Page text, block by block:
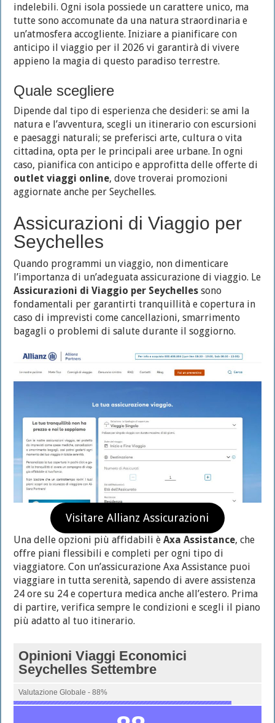
indelebili. Ogni isola possiede un carattere unico, ma
tutte sono accomunate da una natura straordinaria e
un’atmosfera accogliente. Iniziare a pianificare con
anticipo il viaggio per il 2026 vi garantirà di vivere
appieno la magia di questo paradiso terrestre.
Quale scegliere
Dipende dal tipo di esperienza che desideri: se ami la
natura e l’avventura, scegli un itinerario con escursioni
e paesaggi naturali; se preferisci arte, cultura o vita
cittadina, opta per le principali aree urbane. In ogni
caso, pianifica con anticipo e approfitta delle offerte di
outlet viaggi online, dove troverai promozioni
aggiornate anche per Seychelles.
Assicurazioni di Viaggio per
Seychelles
Quando programmi un viaggio, non dimenticare
l’importanza di un’adeguata assicurazione di viaggio. Le
Assicurazioni di Viaggio per Seychelles sono
fondamentali per garantirti tranquillità e copertura in
caso di imprevisti come cancellazioni, smarrimento
bagagli o problemi di salute durante il soggiorno.
Visitare Allianz Assicurazioni
Una delle opzioni più affidabili èAxa Assistance, che
offre piani flessibili e completi per ogni tipo di
viaggiatore. Con un’assicurazione Axa Assistance puoi
viaggiare in tutta serenità, sapendo di avere assistenza
24 ore su 24 e copertura medica anche all’estero. Prima
di partire, verifica sempre le condizioni e scegli il piano
più adatto al tuo itinerario.
Opinioni Viaggi Economici
Seychelles Settembre
Valutazione Globale - 88%